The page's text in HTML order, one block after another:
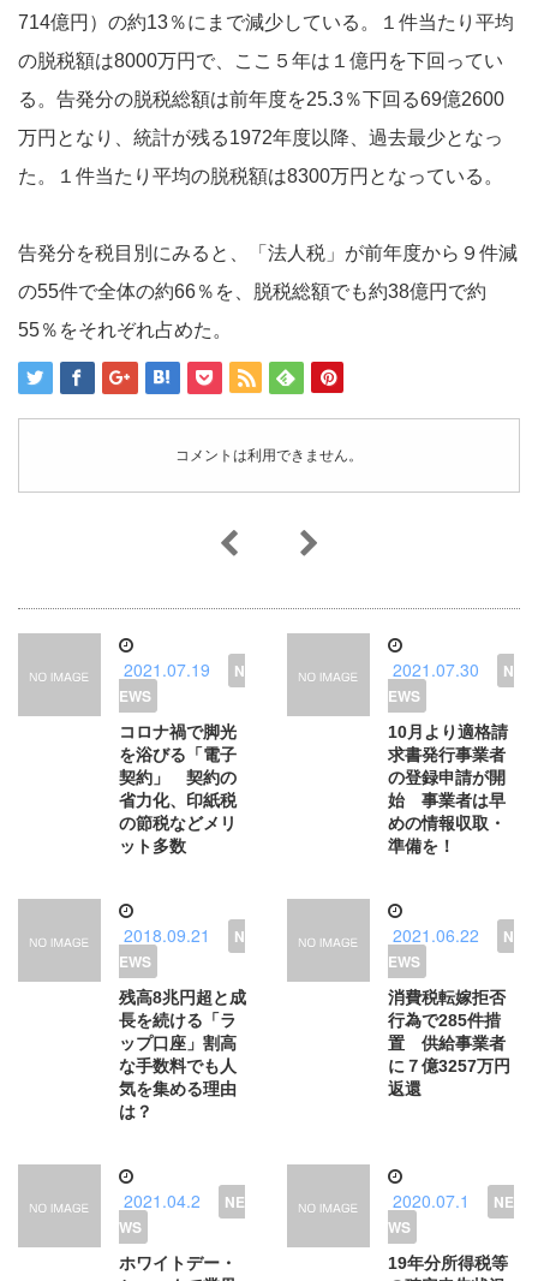
714億円）の約13％にまで減少している。１件当たり平均
の脱税額は8000万円で、ここ５年は１億円を下回ってい
る。告発分の脱税総額は前年度を25.3％下回る69億2600
万円となり、統計が残る1972年度以降、過去最少となっ
た。１件当たり平均の脱税額は8300万円となっている。
告発分を税目別にみると、「法人税」が前年度から９件減
の55件で全体の約66％を、脱税総額でも約38億円で約
55％をそれぞれ占めた。
コメントは利用できません。
2021.07.19
コロナ禍で脚光
を浴びる「電子
契約」 契約の
省力化、印紙税
の節税などメリ
ット多数
2021.07.30
10月より適格請
求書発行事業者
の登録申請が開
始 事業者は早
めの情報収取・
準備を！
2018.09.21
残高8兆円超と成
長を続ける「ラ
ップ口座」割高
な手数料でも人
気を集める理由
は？
2021.06.22
消費税転嫁拒否
行為で285件措
置 供給事業者
に７億3257万円
返還
2021.04.2
ホワイトデー・
2020.07.1
19年分所得税等